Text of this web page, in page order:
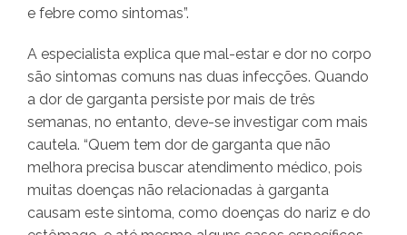
e febre como sintomas”.
A especialista explica que mal-estar e dor no corpo
são sintomas comuns nas duas infecções. Quando
a dor de garganta persiste por mais de três
semanas, no entanto, deve-se investigar com mais
cautela. “Quem tem dor de garganta que não
melhora precisa buscar atendimento médico, pois
muitas doenças não relacionadas à garganta
causam este sintoma, como doenças do nariz e do